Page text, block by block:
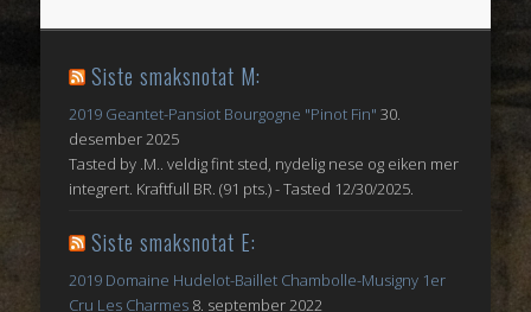
Siste smaksnotat M:
2019 Geantet-Pansiot Bourgogne "Pinot Fin" 30.
desember 2025
Tasted by .M.. veldig fint sted, nydelig nese og eiken mer
integrert. Kraftfull BR. (91 pts.) - Tasted 12/30/2025.
Siste smaksnotat E:
2019 Domaine Hudelot-Baillet Chambolle-Musigny 1er
Cru Les Charmes 8. september 2022